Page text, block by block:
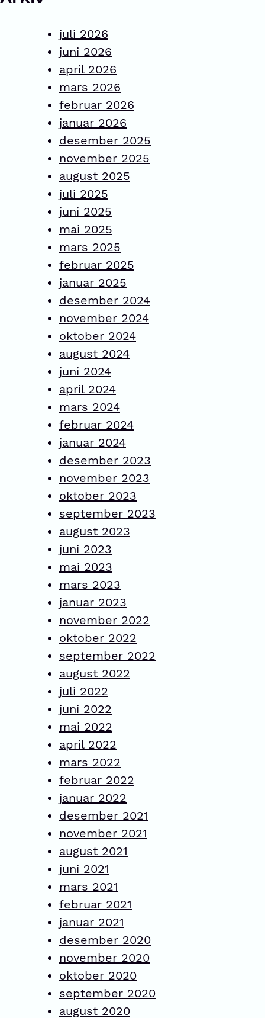
juli 2026
juni 2026
april 2026
mars 2026
februar 2026
januar 2026
desember 2025
november 2025
august 2025
juli 2025
juni 2025
mai 2025
mars 2025
februar 2025
januar 2025
desember 2024
november 2024
oktober 2024
august 2024
juni 2024
april 2024
mars 2024
februar 2024
januar 2024
desember 2023
november 2023
oktober 2023
september 2023
august 2023
juni 2023
mai 2023
mars 2023
januar 2023
november 2022
oktober 2022
september 2022
august 2022
juli 2022
juni 2022
mai 2022
april 2022
mars 2022
februar 2022
januar 2022
desember 2021
november 2021
august 2021
juni 2021
mars 2021
februar 2021
januar 2021
desember 2020
november 2020
oktober 2020
september 2020
august 2020